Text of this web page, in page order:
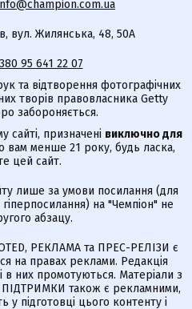
вул. Жилянська, 48, 50А
95 641 22 07
та відтворення фотографічних
творів правовласника Getty
забороняється.
сайті, призначені виключно для
вам менше 21 року, будь ласка,
цей сайт.
лише за умови посилання (для
на "Чемпіон" не
абзацу.
РЕКЛАМА та ПРЕС-РЕЛІЗИ є
на правах реклами. Редакція
в них промотуються. Матеріали з
також є рекламними,
у підготовці цього контенту і